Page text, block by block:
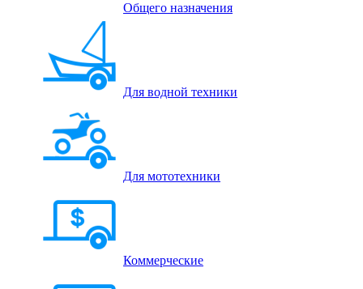
Общего назначения
Для водной техники
Для мототехники
Коммерческие